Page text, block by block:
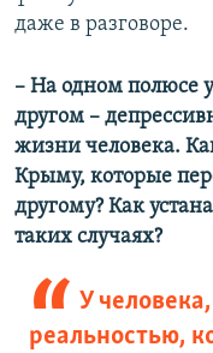
даже в разговоре.
– На одном полюсе
другом –
жизни человека.
Крыму, которые
другому? Как
таких случаях?
У
реальностью,